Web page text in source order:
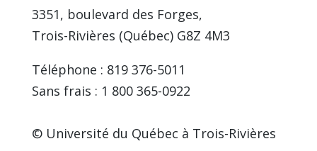
3351, boulevard des Forges,
Trois-Rivières (Québec) G8Z 4M3
Téléphone : 819 376-5011
Sans frais : 1 800 365-0922
© Université du Québec à Trois-Rivières